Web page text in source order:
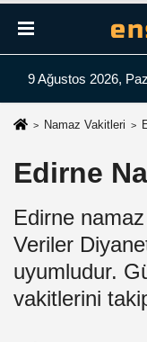
9 Ağustos 2026,
Namaz Vakitleri
Edirne
Edirne
Veriler
uyumludur.
vakitlerini